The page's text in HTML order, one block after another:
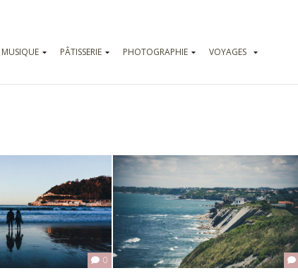
MUSIQUE PÂTISSERIE PHOTOGRAPHIE
VOYAGES
Parcs d’attractions
0